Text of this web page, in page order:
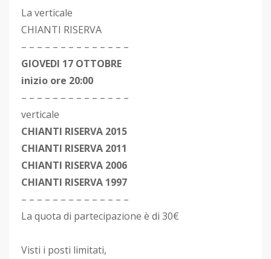
La verticale
CHIANTI RISERVA
– – – – – – – – – – – – – –
GIOVEDI 17 OTTOBRE
inizio ore 20:00
– – – – – – – – – – – – – –
verticale
CHIANTI RISERVA 2015
CHIANTI RISERVA 2011
CHIANTI RISERVA 2006
CHIANTI RISERVA 1997
– – – – – – – – – – – – – –
La quota di partecipazione è di 30€
Visti i posti limitati,